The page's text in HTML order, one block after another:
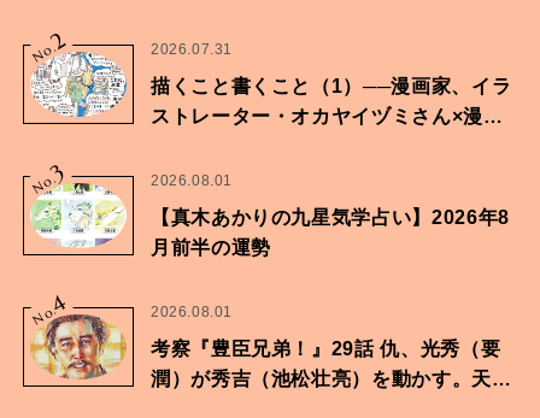
No.2 2026.07.31
描くこと書くこと（1）──漫画家、イラ
ストレーター・オカヤイヅミさん×漫画
No.
3 2026.08.01
【真木あかりの九星気学占い】2026年8
月前半の運勢
No.
4 2026.08.01
考察『豊臣兄弟！』29話 仇、光秀（要
潤）が秀吉（池松壮亮）を動かす。天下